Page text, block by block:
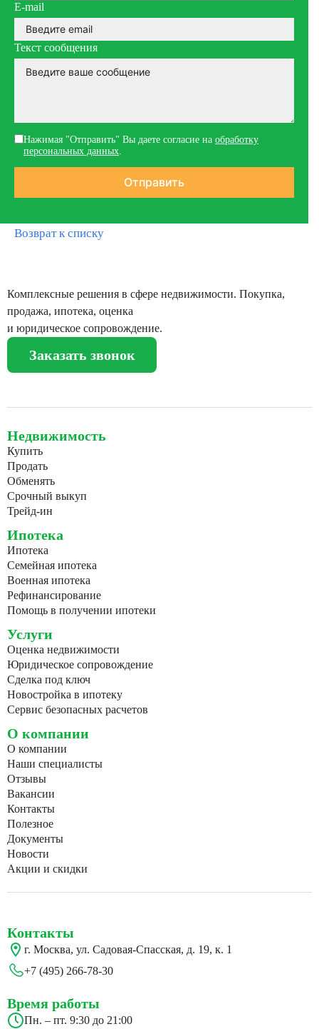
E-mail
Текст сообщения
Нажимая "Отправить" Вы даете согласие на обработку
персональных данных
Возврат к списку
Комплексные решения в сфере недвижимости. Покупка,
продажа, ипотека, оценка
и юридическое сопровождение.
Заказать звонок
Недвижимость
Купить
Продать
Обменять
Срочный выкуп
Трейд-ин
Ипотека
Ипотека
Семейная ипотека
Военная ипотека
Рефинансирование
Помощь в получении ипотеки
Услуги
Оценка недвижимости
Юридическое сопровождение
Сделка под ключ
Новостройка в ипотеку
Сервис безопасных расчетов
О компании
О компании
Наши специалисты
Отзывы
Вакансии
Контакты
Полезное
Документы
Новости
Акции и скидки
Контакты
г. Москва, ул. Садовая-Спасская, д. 19, к. 1
+7 (495) 266-78-30
Время работы
Пн. – пт. 9:30 до 21:00